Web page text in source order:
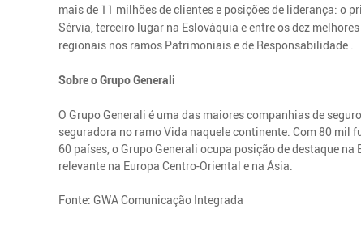
mais de 11 milhões de clientes e posições de liderança: o
Sérvia, terceiro lugar na Eslováquia e entre os dez
regionais nos ramos Patrimoniais e de Responsabilidade .
Sobre o Grupo Generali
O Grupo Generali é uma das maiores companhias de
seguradora no ramo Vida naquele continente. Com 80 mil
60 países, o Grupo Generali ocupa posição de destaque
relevante na Europa Centro-Oriental e na Ásia.
Fonte: GWA Comunicação Integrada